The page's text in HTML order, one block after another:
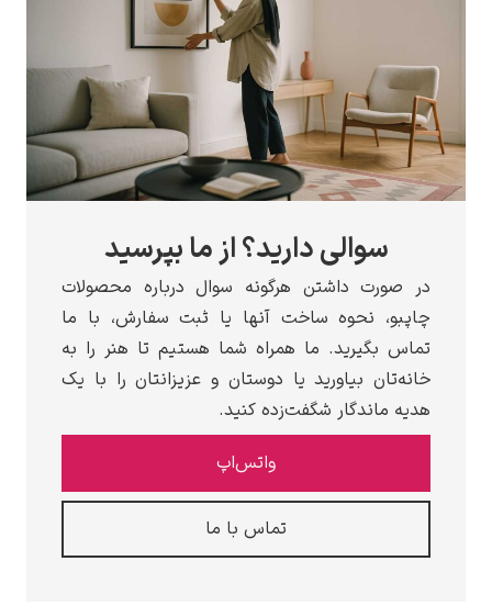
سوالی دارید؟ از ما بپرسید
در صورت داشتن هرگونه سوال درباره محصولات
چاپبو، نحوه ساخت آنها یا ثبت سفارش، با ما
تماس بگیرید. ما همراه شما هستیم تا هنر را به
خانه‌تان بیاورید یا دوستان و عزیزانتان را با یک
هدیه ماندگار شگفت‌زده کنید.
واتس‌اپ
تماس با ما